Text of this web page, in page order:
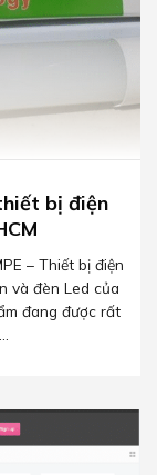
xu hướng mới
Dành cho các